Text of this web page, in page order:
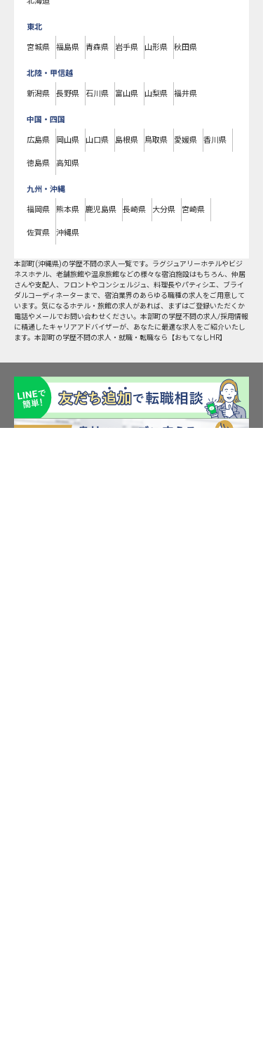
東北
宮城県 福島県 青森県 岩手県 山形県 秋田県
北陸・甲信越
新潟県 長野県 石川県 富山県 山梨県 福井県
中国・四国
広島県 岡山県 山口県 島根県 鳥取県 愛媛県 香川県
徳島県 高知県
九州・沖縄
福岡県 熊本県 鹿児島県 長崎県 大分県 宮崎県
佐賀県 沖縄県
本部町(沖縄県)の学歴不問の求人一覧です。ラグジュアリーホテルやビジ
ネスホテル、老舗旅館や温泉旅館などの様々な宿泊施設はもちろん、仲居
さんや支配人、フロントやコンシェルジュ、料理長やパティシエ、ブライ
ダルコーディネーターまで、宿泊業界のあらゆる職種の求人をご用意して
います。気になるホテル・旅館の求人があれば、まずはご登録いただくか
電話やメールでお問い合わせください。本部町の学歴不問の求人/採用情報
に精通したキャリアアドバイザーが、あなたに最適な求人をご紹介いたし
ます。本部町の学歴不問の求人・就職・転職なら【おもてなしHR】